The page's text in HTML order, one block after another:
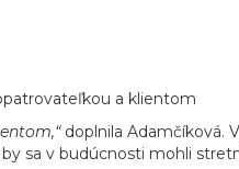
a klientom
doplnila Adamčíková.
sa v budúcnosti mohli